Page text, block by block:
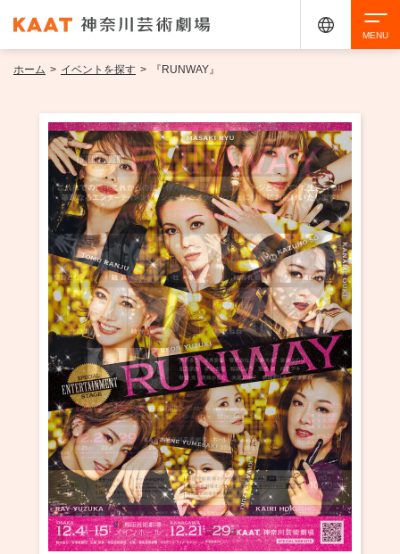
イベントを探す
・ イベント一覧
・ イベントカレンダー
ご来場案内
・ 館内サービス・アクセシビリティ
・ フロアマップ
・ レストラン/カフェ
・ 交通案内
・ よくある質問
施設を借りる
KAATについて
・ ミッション
・ 芸術監督
KAAT 神奈川芸術劇場
アクセシビリティ チケット購入 交通案内
ホーム > イベントを探す > 『RUNWAY』